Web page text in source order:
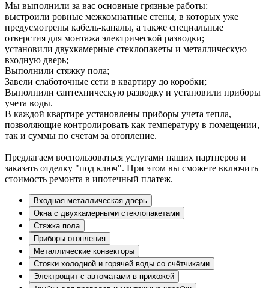
Мы выполнили за вас основные грязные работы:
выстроили ровные межкомнатные стены, в которых уже
предусмотрены кабель-каналы, а также специальные
отверстия для монтажа электрической разводки;
установили двухкамерные стеклопакеты и металлическую
входную дверь;
Выполнили стяжку пола;
Завели слаботочные сети в квартиру до коробки;
Выполнили сантехническую разводку и установили приборы
учета воды.
В каждой квартире установлены приборы учета тепла,
позволяющие контролировать как температуру в помещении,
так и суммы по счетам за отопление.
Предлагаем воспользоваться услугами наших партнеров и
заказать отделку "под ключ". При этом вы сможете включить
стоимость ремонта в ипотечный платеж.
Входная металлическая дверь
Окна с двухкамерными стеклопакетами
Стяжка пола
Приборы отопления
Металлические конвекторы
Стояки холодной и горячей воды со счётчиками
Электрощит с автоматами в прихожей